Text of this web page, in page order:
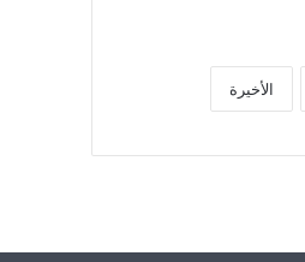
الأخيرة